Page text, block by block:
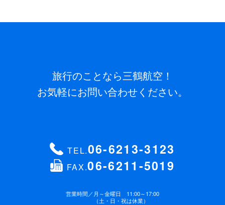
旅行のことなら三鶴航空！
お気軽にお問い合わせください。
TEL.06-6213-3123
FAX.06-6211-5019
営業時間／月～金曜日 11:00～17:00
（土・日・祝は休業）